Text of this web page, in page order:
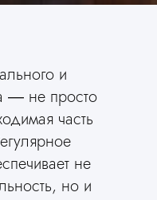
и
— не просто
часть
не
но и